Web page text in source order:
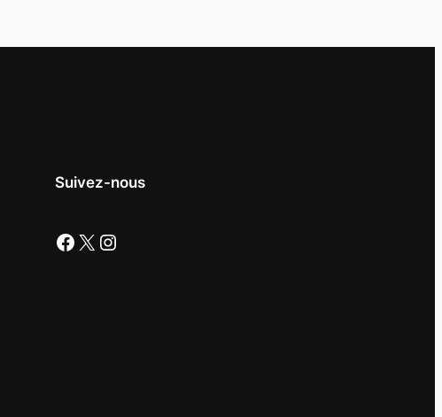
Suivez-nous
Facebook X Instagram